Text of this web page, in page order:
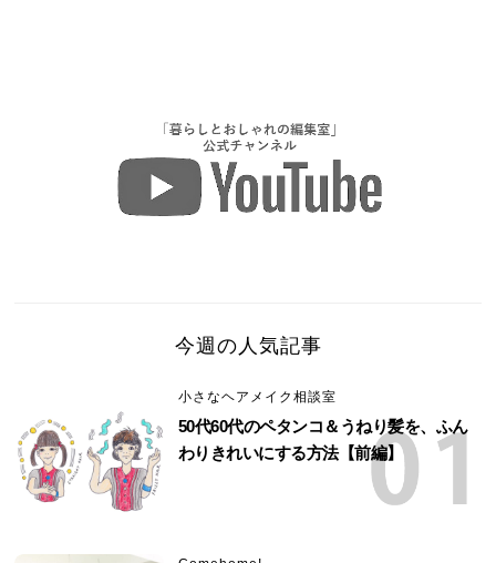
今週の人気記事
小さなヘアメイク相談室
50代60代のペタンコ＆うねり髪を、ふん
わりきれいにする方法【前編】